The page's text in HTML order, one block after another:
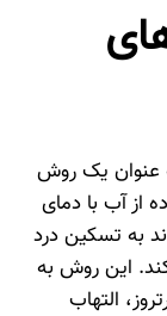
عنوان یک روش
از آب با دمای
به تسکین درد
این روش به
التهاب